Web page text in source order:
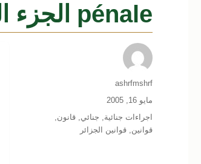
pénale الجزء الثامن
الكاتب
ashrfmshrf
نُشرت
في
مايو 16, 2005
التصنيفات
اجراءات جنائية, جنائي,قانون,
قوانين,قوانين الجزائر